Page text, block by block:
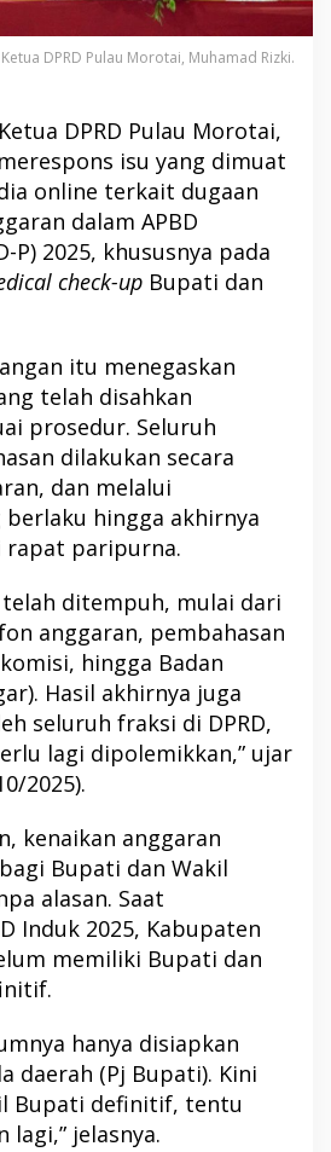
Ketua DPRD Pulau Morotai, Muhamad Rizki.
DPRD Pulau Morotai,
isu yang dimuat
online terkait dugaan
dalam APBD
P) 2025, khususnya pada
check-up Bupati dan
itu menegaskan
telah disahkan
prosedur. Seluruh
dilakukan secara
dan melalui
berlaku hingga akhirnya
rapat paripurna.
telah ditempuh, mulai dari
anggaran, pembahasan
hingga Badan
Hasil akhirnya juga
seluruh fraksi di DPRD,
lagi dipolemikkan,” ujar
2025).
kenaikan anggaran
bagi Bupati dan Wakil
alasan. Saat
Induk 2025, Kabupaten
memiliki Bupati dan
hanya disiapkan
daerah (Pj Bupati). Kini
Bupati definitif, tentu
lagi,” jelasnya.